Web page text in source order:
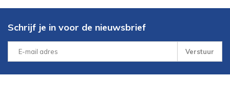
Schrijf je in voor de nieuwsbrief
Verstuur